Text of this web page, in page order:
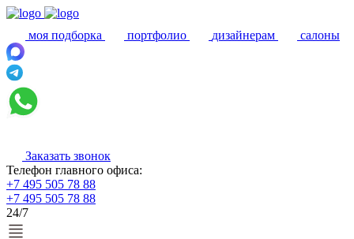
моя подборка портфолио дизайнерам салоны
Заказать звонок
Телефон главного офиса:
+7 495 505 78 88
+7 495 505 78 88
24/7